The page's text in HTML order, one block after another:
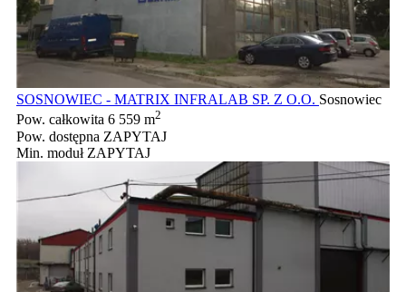
SOSNOWIEC - MATRIX INFRALAB SP. Z O.O. Sosnowiec
Pow. całkowita 6 559 m2
Pow. dostępna ZAPYTAJ
Min. moduł ZAPYTAJ